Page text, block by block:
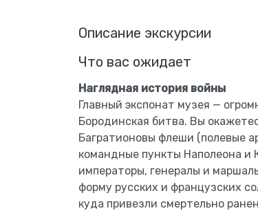
Описание экскурсии
Что вас ожидает
Наглядная история войны
Главный экспонат музея —
Бородинская битва. Вы
Багратионовы флеши (полевые
командные пункты Наполеона и
императоры, генералы и
форму русских и французских
куда привезли смертельно